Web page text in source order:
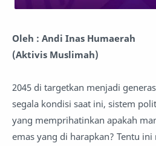
Oleh : Andi Inas Humaerah
(Aktivis Muslimah)
2045 di targetkan menjadi
segala kondisi saat ini, sistem
yang memprihatinkan apakah
emas yang di harapkan? Tentu